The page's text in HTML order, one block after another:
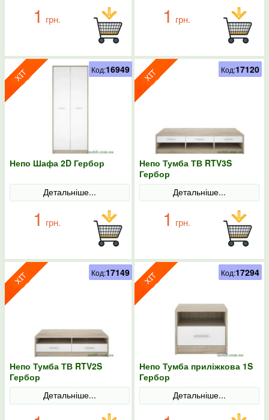
1 грн. 1 грн.
Непо Шафа 2D Гербор
Детальніше...
1 грн.
Код:16949
Непо Тумба ТВ RTV3S
Гербор
Детальніше...
1 грн.
Код:17120
Непо Тумба ТВ RTV2S
Гербор
Детальніше...
Код:17149
Непо Тумба приліжкова 1S
Гербор
Детальніше...
Код:17294